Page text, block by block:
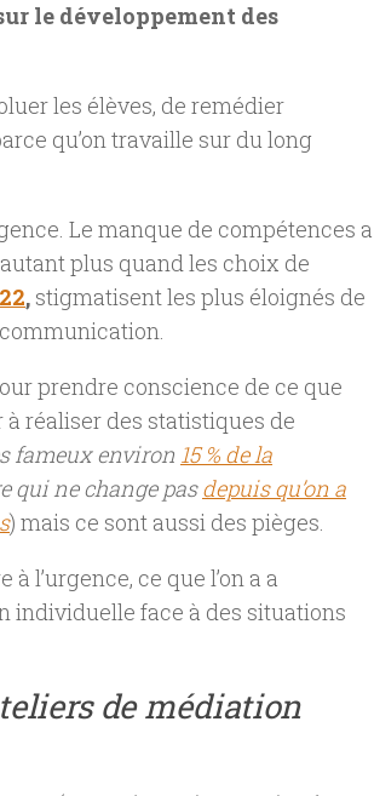
le développement des
les élèves, de remédier
qu’on travaille sur du long
Le manque de compétences a
plus quand les choix de
, stigmatisent les plus éloignés de
prendre conscience de ce que
réaliser des statistiques de
fameux environ 15 % de la
qui ne change pasdepuis qu’on a
) mais ce sont aussi des pièges.
l’urgence, ce que l’on a a
individuelle face à des situations
de médiation